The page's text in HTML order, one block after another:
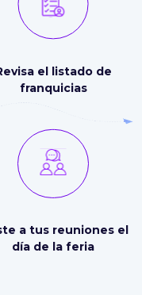
el listado de
franquicias
a tus reuniones el
día de la feria